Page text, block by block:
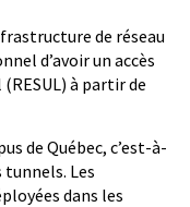
de réseau
d’avoir un accès
à partir de
de Québec, c’est-à-
Les
dans les